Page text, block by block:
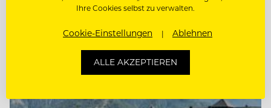
Entdecke alle JobsIhre Cookies selbst zu verwalten.
Cookie-Einstellungen Ablehnen
ALLE AKZEPTIEREN